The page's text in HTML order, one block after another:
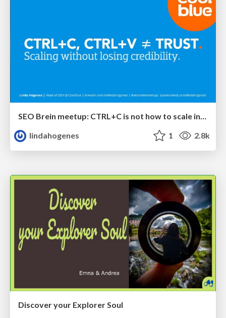
SEO Brein meetup: CTRL+C is not how to scale international SEO
lindahogenes
1 2.8k
Discover your Explorer Soul